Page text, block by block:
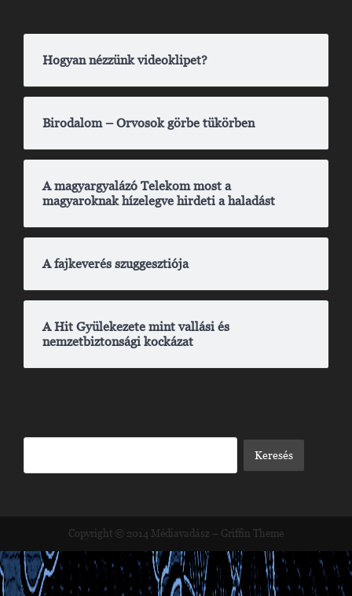
Hogyan nézzünk videoklipet?
Birodalom – Orvosok görbe tükörben
A magyargyalázó Telekom most a
magyaroknak hízelegve hirdeti a haladást
A fajkeverés szuggesztiója
A Hit Gyülekezete mint vallási és
nemzetbiztonsági kockázat
Copyright © 2014 Médiavadász – Griffin Theme